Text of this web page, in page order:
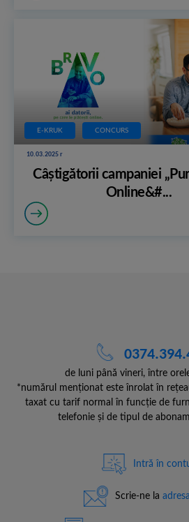
E-KRUK CONCURS
10.03.2025 r
Câștigătorii campaniei
Online&#...
Intră în
Scrie-ne la
de luni până vineri, între
*numărul menționat este înrolat în
taxat cu tarif normal în funcție de
telefonie și de tipul de